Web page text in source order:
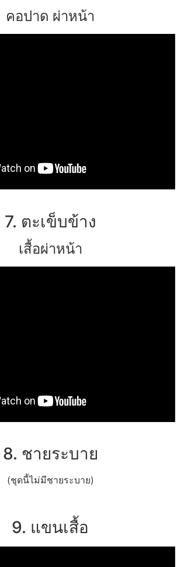
คอปาด ผ่าหน้า
7. ตะเข็บข้าง
เสื้อผ่าหน้า
8. ชายระบาย
(ชุดนี้ไม่มีชายระบาย)
9. แขนเสื้อ